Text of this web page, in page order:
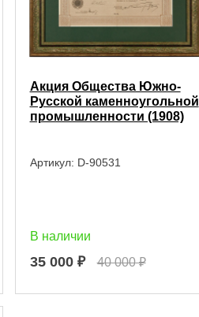
Акция Общества Южно-
Русской каменноугольной
промышленности (1908)
Артикул: D-90531
В наличии
35 000₽ 40 000₽